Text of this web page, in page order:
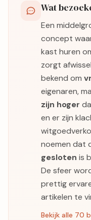
Wat
Een
concept
kast huren
zorgt
bekend om
eigenaren,
zijn hoger
en er zijn
noemen dat
gesloten is
De sfeer
prettig
artikelen te
Bekijk alle 70